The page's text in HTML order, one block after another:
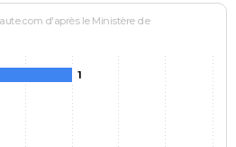
d'après le Ministère de
1